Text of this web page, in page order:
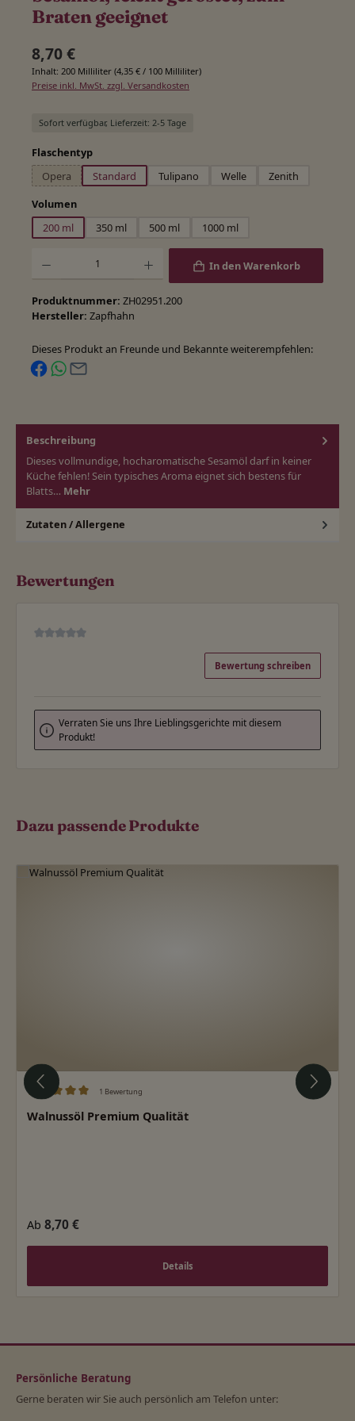
Braten geeignet
Regulärer Preis:
8,70 €
Inhalt: 200 Milliliter (4,35 € / 100 Milliliter)
Preise inkl. MwSt. zzgl. Versandkosten
Sofort verfügbar, Lieferzeit: 2-5 Tage
Flaschentypauswählen
Opera(Diese Option ist zurzeit nicht verfügbar.)
Standard Tulipano Welle
Zenith
Volumenauswählen
200 ml
350 ml 500 ml 1000 ml
In den Warenkorb
Produktnummer: ZH02951.200
Hersteller: Zapfhahn
Dieses Produkt an Freunde und Bekannte weiterempfehlen:
Beschreibung
Dieses vollmundige, hocharomatische Sesamöl darf in keiner
Küche fehlen! Sein typisches Aroma eignet sich bestens für
Blatts… Mehr
Zutaten / Allergene
Bewertungen
Durchschnittliche Bewertung von 0 von 5 Sternen
Bewertung schreiben
Verraten Sie uns Ihre Lieblingsgerichte mit diesem
Produkt!
Dazu passende Produkte
Produktgalerie überspringen
1 Bewertung
Walnussöl Premium Qualität
Regulärer Preis:
Ab 8,70 €
Details
Persönliche Beratung
Gerne beraten wir Sie auch persönlich am Telefon unter: